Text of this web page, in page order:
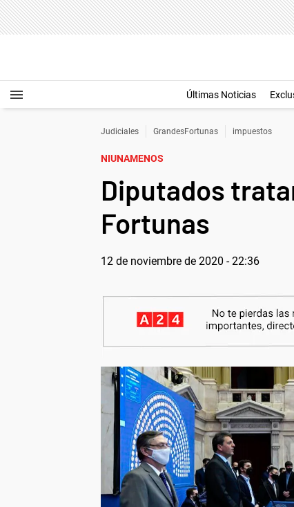
Últimas Noticias
Judiciales GrandesFortunas impuestos
NIUNAMENOS
Diputados
Fortunas
12 de noviembre de 2020 - 22:36